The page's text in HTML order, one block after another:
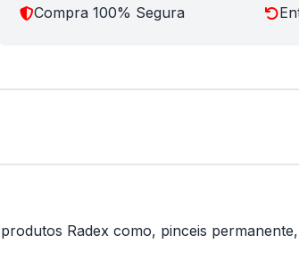
Compra 100% Segura
Radex como, pinceis